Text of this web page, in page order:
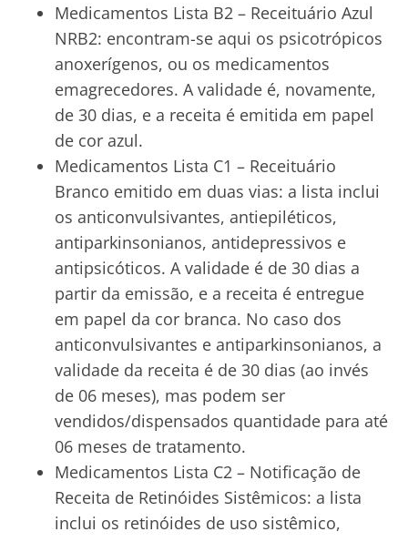
Medicamentos Lista B2 – Receituário Azul
NRB2: encontram-se aqui os psicotrópicos
anoxerígenos, ou os medicamentos
emagrecedores. A validade é, novamente,
de 30 dias, e a receita é emitida em papel
de cor azul.
Medicamentos Lista C1 – Receituário
Branco emitido em duas vias: a lista inclui
os anticonvulsivantes, antiepiléticos,
antiparkinsonianos, antidepressivos e
antipsicóticos. A validade é de 30 dias a
partir da emissão, e a receita é entregue
em papel da cor branca. No caso dos
anticonvulsivantes e antiparkinsonianos, a
validade da receita é de 30 dias (ao invés
de 06 meses), mas podem ser
vendidos/dispensados quantidade para até
06 meses de tratamento.
Medicamentos Lista C2 – Notificação de
Receita de Retinóides Sistêmicos: a lista
inclui os retinóides de uso sistêmico,